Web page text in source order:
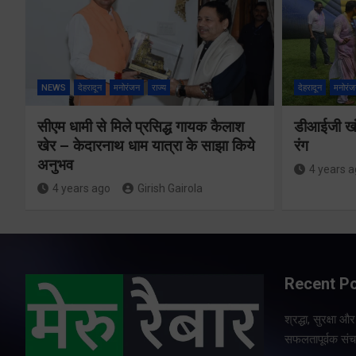
NEWS देहरादून मनोरंजन राज्य
सीएम धामी से मिले प्रसिद्ध गायक कैलाश
खेर – केदारनाथ धाम यात्रा के साझा किये
अनुभव
4 years ago Girish Gairola
देहरादून
डीआईजी
रंग
4 years
Recent
श्रद्धा, सुरक्षा
सफलतापूर्वक